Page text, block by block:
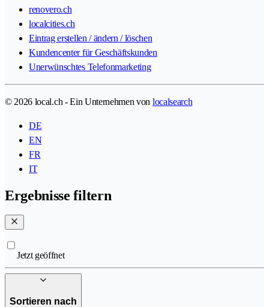
renovero.ch
localcities.ch
Eintrag erstellen / ändern / löschen
Kundencenter für Geschäftskunden
Unerwünschtes Telefonmarketing
© 2026 local.ch - Ein Unternehmen von localsearch
DE
EN
FR
IT
Ergebnisse filtern
Jetzt geöffnet
Sortieren nach